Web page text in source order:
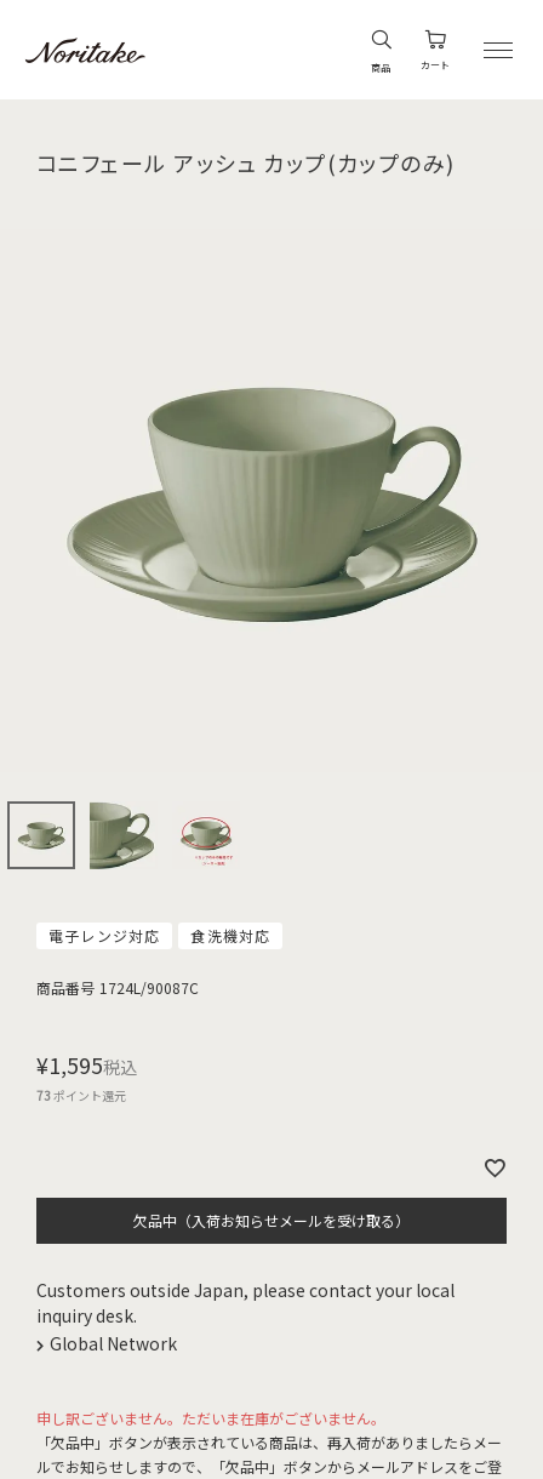
商品 カート
コニフェール アッシュ カップ(カップのみ)
電子レンジ対応 食洗機対応
商品番号 1724L/90087C
¥1,595税込
73ポイント還元
欠品中（入荷お知らせメールを受け取る）
Customers outside Japan, please contact your local
inquiry desk.
Global Network
申し訳ございません。ただいま在庫がございません。
「欠品中」ボタンが表示されている商品は、再入荷がありましたらメー
ルでお知らせしますので、「欠品中」ボタンからメールアドレスをご登